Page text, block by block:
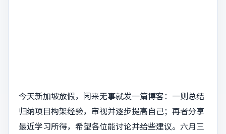
今天新加坡放假，闲来无事就发一篇博客：一则总结
归纳项目构架经验，审视并逐步提高自己；再者分享
最近学习所得，希望各位能讨论并给些建议。六月三